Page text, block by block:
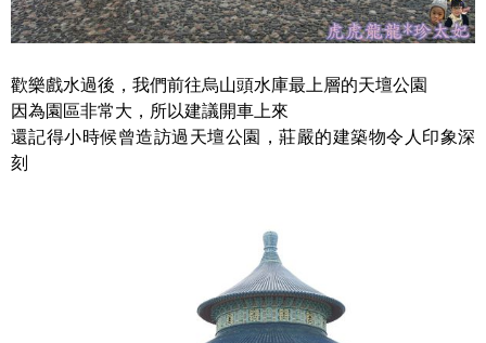
歡樂戲水過後，我們前往烏山頭水庫最上層的天壇公園
因為園區非常大，所以建議開車上來
還記得小時候曾造訪過天壇公園，莊嚴的建築物令人印象深
刻